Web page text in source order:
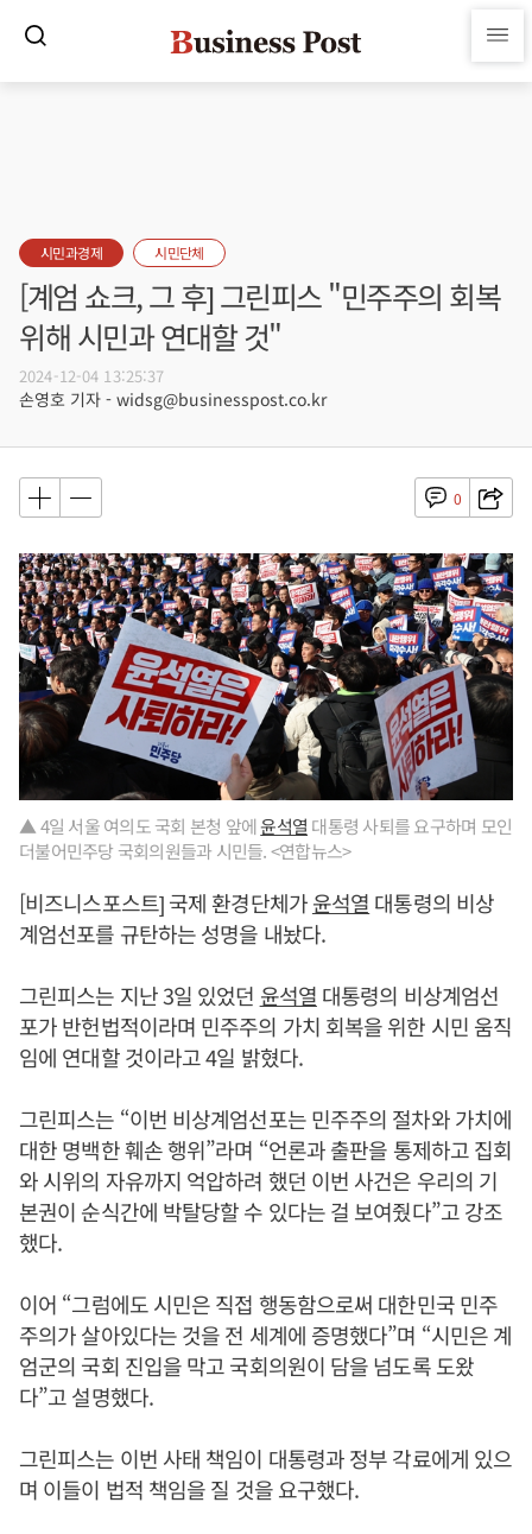
시민과경제 시민단체
[계엄 쇼크, 그 후] 그린피스 "민주주의 회복
위해 시민과 연대할 것"
2024-12-04 13:25:37
손영호 기자 - widsg@businesspost.co.kr
0
▲ 4일 서울 여의도 국회 본청 앞에윤석열 대통령 사퇴를 요구하며 모인
더불어민주당 국회의원들과 시민들. <연합뉴스>
[비즈니스포스트] 국제 환경단체가윤석열 대통령의 비상
계엄선포를 규탄하는 성명을 내놨다.
그린피스는 지난 3일 있었던 윤석열 대통령의 비상계엄선
포가 반헌법적이라며 민주주의 가치 회복을 위한 시민 움직
임에 연대할 것이라고 4일 밝혔다.
그린피스는 “이번 비상계엄선포는 민주주의 절차와 가치에
대한 명백한 훼손 행위”라며 “언론과 출판을 통제하고 집회
와 시위의 자유까지 억압하려 했던 이번 사건은 우리의 기
본권이 순식간에 박탈당할 수 있다는 걸 보여줬다”고 강조
했다.
이어 “그럼에도 시민은 직접 행동함으로써 대한민국 민주
주의가 살아있다는 것을 전 세계에 증명했다”며 “시민은 계
엄군의 국회 진입을 막고 국회의원이 담을 넘도록 도왔
다”고 설명했다.
그린피스는 이번 사태 책임이 대통령과 정부 각료에게 있으
며 이들이 법적 책임을 질 것을 요구했다.